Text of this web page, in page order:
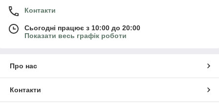
Контакти
Сьогодні працює з 10:00 до 20:00
Показати весь графік роботи
Про нас
Контакти